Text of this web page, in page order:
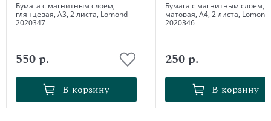
Бумага с магнитным слоем,
глянцевая, А3, 2 листа, Lomond
2020347
550 р.
В корзину
В корзину
Бумага с магнитным слоем,
матовая, А4, 2 листа, Lomond
2020346
250 р.
В корзину
В корзину